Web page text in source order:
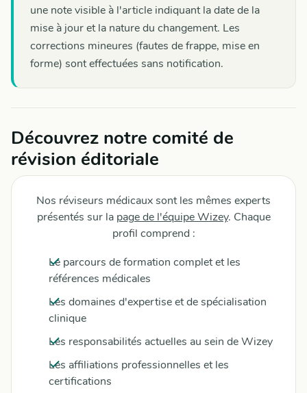
une note visible à l'article indiquant la date de la
mise à jour et la nature du changement. Les
corrections mineures (fautes de frappe, mise en
forme) sont effectuées sans notification.
Découvrez notre comité de
révision éditoriale
Nos réviseurs médicaux sont les mêmes experts
présentés sur la page de l'équipe Wizey. Chaque
profil comprend :
Le parcours de formation complet et les
références médicales
Les domaines d'expertise et de spécialisation
clinique
Les responsabilités actuelles au sein de Wizey
Les affiliations professionnelles et les
certifications